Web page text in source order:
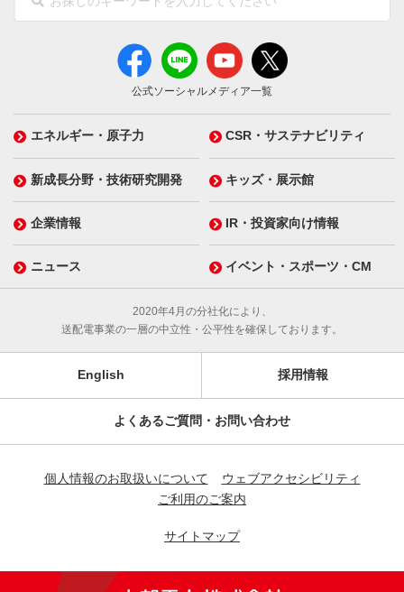
公式ソーシャルメディア一覧
エネルギー・原子力 CSR・サステナビリティ
新成長分野・技術研究開発 キッズ・展示館
企業情報 IR・投資家向け情報
ニュース イベント・スポーツ・CM
2020年4月の分社化により、
送配電事業の一層の中立性・公平性を確保しております。
English 採用情報
よくあるご質問・お問い合わせ
個人情報のお取扱いについて
ウェブアクセシビリティ
ご利用のご案内
サイトマップ